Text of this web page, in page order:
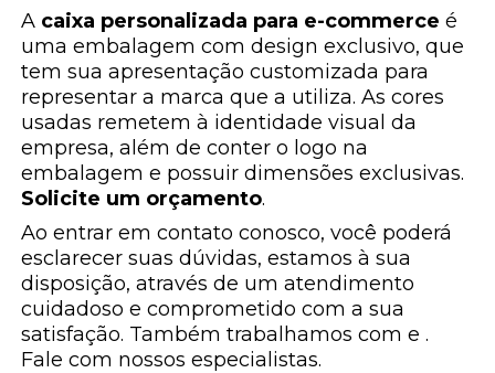
A caixa personalizada para e-commerce é
uma embalagem com design exclusivo, que
tem sua apresentação customizada para
representar a marca que a utiliza. As cores
usadas remetem à identidade visual da
empresa, além de conter o logo na
embalagem e possuir dimensões exclusivas.
Solicite um orçamento.
Ao entrar em contato conosco, você poderá
esclarecer suas dúvidas, estamos à sua
disposição, através de um atendimento
cuidadoso e comprometido com a sua
satisfação. Também trabalhamos com e .
Fale com nossos especialistas.